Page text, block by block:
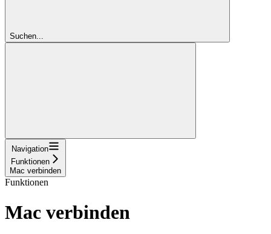
Suchen...
Navigation
Funktionen
Mac verbinden
Funktionen
Mac verbinden